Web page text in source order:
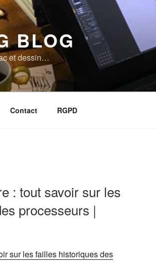
BLOG
et dessin…
Contact RGPD
: tout savoir sur les
processeurs |
sur les failles historiques des